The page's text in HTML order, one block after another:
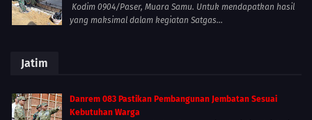
Kodim 0904/Paser, Muara Samu. Untuk mendapatkan hasil
yang maksimal dalam kegiatan Satgas...
Jatim
Danrem 083 Pastikan Pembangunan Jembatan Sesuai
Kebutuhan Warga